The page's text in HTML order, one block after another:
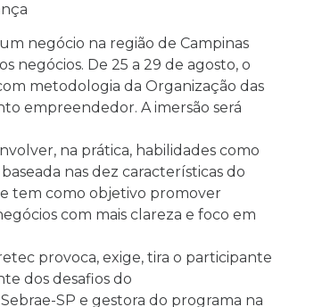
negócio na região de Campinas
negócios. De 25 a 29 de agosto, o
metodologia da Organização das
empreendedor. A imersão será
na prática, habilidades como
nas dez características do
tem como objetivo promover
com mais clareza e foco em
provoca, exige, tira o participante
dos desafios do
SP e gestora do programa na